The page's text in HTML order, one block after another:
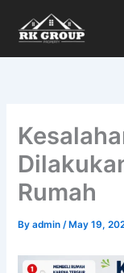
content
Rumah
Byadmin/ May 19,